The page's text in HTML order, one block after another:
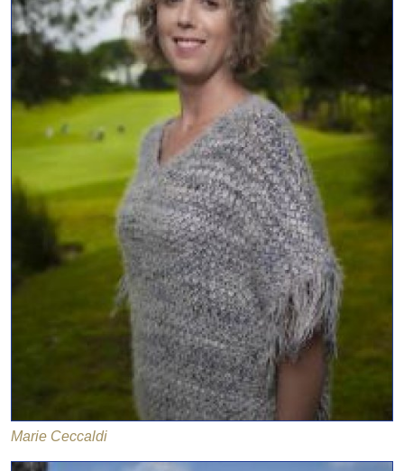
Marie Ceccaldi